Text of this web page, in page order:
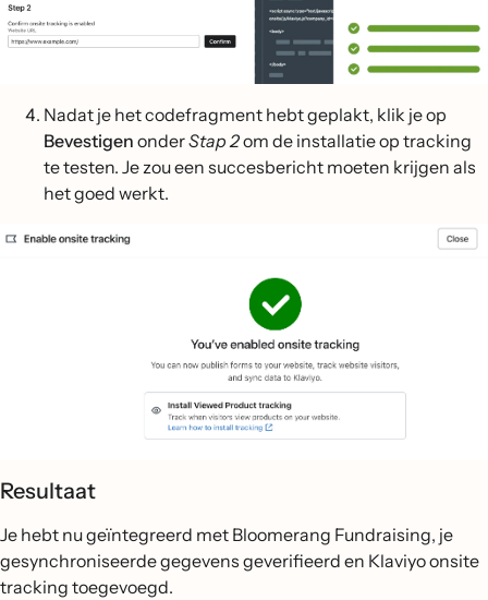
Nadat je het codefragment hebt geplakt, klik je op
Bevestigen onderStap 2om de installatie op tracking
te testen. Je zou een succesbericht moeten krijgen als
het goed werkt.
Resultaat
Je hebt nu geïntegreerd met Bloomerang Fundraising, je
gesynchroniseerde gegevens geverifieerd en Klaviyo onsite
tracking toegevoegd.